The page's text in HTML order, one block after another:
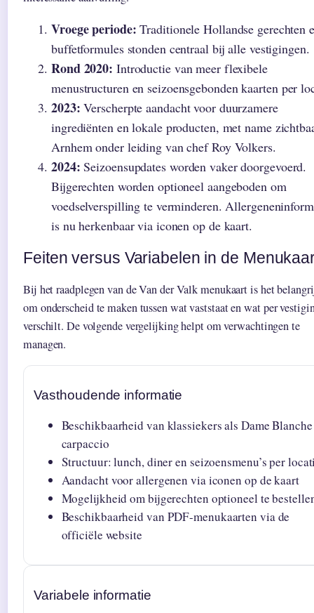
Vroege periode: Traditionele Hollandse gerechten
buffetformules stonden centraal bij alle vestigingen.
Rond 2020: Introductie van meer flexibele
menustructuren en seizoensgebonden kaarten per
2023: Verscherpte aandacht voor duurzamere
ingrediënten en lokale producten, met name
Arnhem onder leiding van chef Roy Volkers.
2024: Seizoensupdates worden vaker doorgevoerd.
Bijgerechten worden optioneel aangeboden om
voedselverspilling te verminderen.
is nu herkenbaar via iconen op de kaart.
Feiten versus Variabelen in de
Bij het raadplegen van de Van der Valk menukaart is het
om onderscheid te maken tussen wat vaststaat en wat per
verschilt. De volgende vergelijking helpt om verwachtingen te
managen.
Vasthoudende informatie
Beschikbaarheid van klassiekers als Dame
carpaccio
Structuur: lunch, diner en seizoensmenu’s per
Aandacht voor allergenen via iconen op de kaart
Mogelijkheid om bijgerechten optioneel te
Beschikbaarheid van PDF-menukaarten via de
officiële website
Variabele informatie